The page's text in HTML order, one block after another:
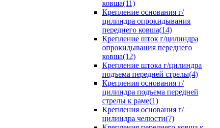
ковша(11)
Крепление основания г/
цилиндра опрокидывания
переднего ковша(14)
Крепление шток г/цилиндра
опрокидывания переднего
ковша(12)
Крепление штока г/цилиндра
подъема передней стрелы(4)
Крепления основания г/
цилиндра подъема передней
стрелы к раме(1)
Крепления основания г/
цилиндра челюсти(7)